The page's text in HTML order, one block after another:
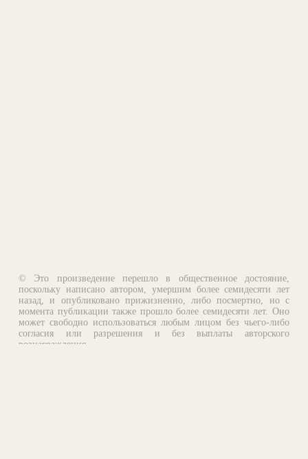
© Это произведение перешло в общественное достояние,
поскольку написано автором, умершим более семидесяти лет
назад, и опубликовано прижизненно, либо посмертно, но с
момента публикации также прошло более семидесяти лет. Оно
может свободно использоваться любым лицом без чьего-либо
согласия или разрешения и без выплаты авторского
вознаграждения.